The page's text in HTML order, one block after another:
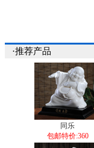
·推荐产品
同乐
包邮特价:360